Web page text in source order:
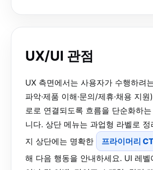
UX/UI 관점
UX 측면에서는 사용자가 수행하려
파악·제품 이해·문의/제휴·채용 지
로로 연결되도록 흐름을 단순화하
니다. 상단 메뉴는 과업형 라벨로 정
지 상단에는 명확한
프라이머리
해 다음 행동을 안내하세요. UI 레벨